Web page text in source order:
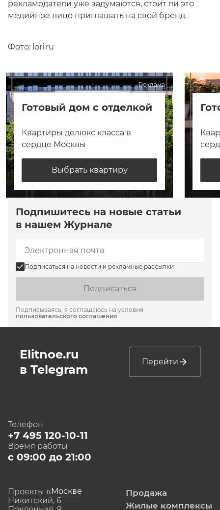
рекламодатели уже задумаются, стоит ли это
медийное лицо приглашать на свой бренд.
Фото: lori.ru
Реклама
Готовый дом с отделкой
Квартиры делюкс класса в
сердце Москвы
Выбрать квартиру
Подпишитесь на новые статьи
в нашем Журнале
Подписаться на новости и рекламные рассылки
Подписаться
Подписываясь, я соглашаюсь на условия
пользовательского соглашения
Elitnoe.ru
в Telegram
Перейти
Телефон
+7 495 120-10-11
Время работы
с 09:00 до 21:00
Проекты вМоскве
Никитский, 6
Продажа
Жилые комплексы